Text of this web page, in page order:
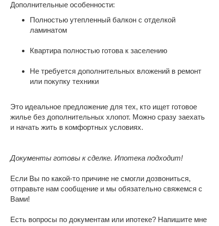
Дополнительные особенности:
Полностью утепленный балкон с отделкой
ламинатом
Квартира полностью готова к заселению
Не требуется дополнительных вложений в ремонт
или покупку техники
Это идеальное предложение для тех, кто ищет готовое
жилье без дополнительных хлопот. Можно сразу заехать
и начать жить в комфортных условиях.
Документы готовы к сделке. Ипотека подходит!
Если Вы по какой-то причине не смогли дозвониться,
отправьте нам сообщение и мы обязательно свяжемся с
Вами!
Есть вопросы по документам или ипотеке? Напишите мне